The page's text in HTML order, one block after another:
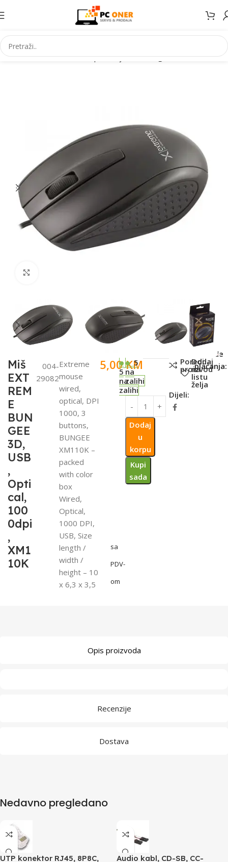
Početna Informatika PC periferija Miševi i grafički tableti
Miš
EXT
REM
E
BUN
GEE
3D,
USB
,
Opti
cal,
100
0dpi
,
XM1
10K
004-
29082
Extreme
mouse
wired,
optical, DPI
1000, 3
buttons,
BUNGEE
XM110K –
packed
with color
box
Wired,
Optical,
1000 DPI,
USB, Size
length /
width /
height – 10
x 6,3 x 3,5
5,00KM
sa
PDV-
om
5
na
zalihi
5
na
zalihi
Dodaj
u
korpu
Kupi
sada
Poredi
proizvod
Dodaj
na
listu
želja
Dijeli:
Metode
plaćanja:
Opis proizvoda
Recenzije
Dostava
Nedavno pregledano
UTP konektor RJ45, 8P8C,
Audio kabl, CD-SB, CC-